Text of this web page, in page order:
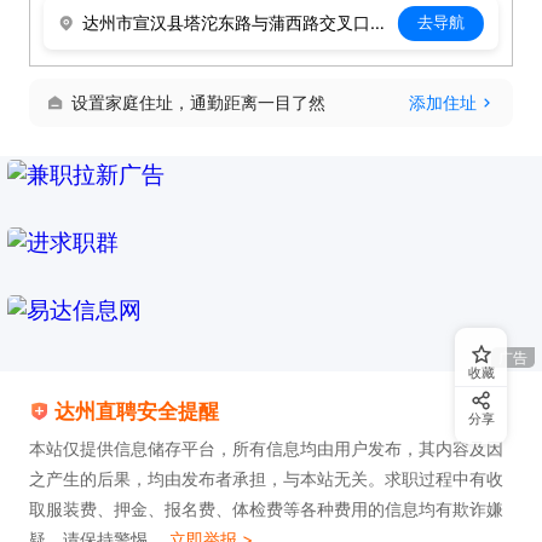
达州市宣汉县塔沱东路与蒲西路交叉口西40米 去导航
设置家庭住址，通勤距离一目了然 添加住址
广告
达州直聘安全提醒
本站仅提供信息储存平台，所有信息均由用户发布，其内容及因
之产生的后果，均由发布者承担，与本站无关。求职过程中有收
取服装费、押金、报名费、体检费等各种费用的信息均有欺诈嫌
收藏
分享